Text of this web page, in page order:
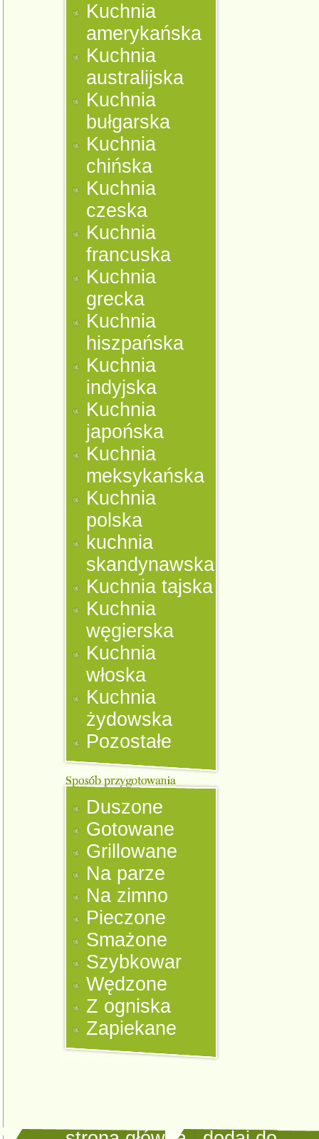
Kuchnia
amerykańska
Kuchnia
australijska
Kuchnia
bułgarska
Kuchnia
chińska
Kuchnia
czeska
Kuchnia
francuska
Kuchnia
grecka
Kuchnia
hiszpańska
Kuchnia
indyjska
Kuchnia
japońska
Kuchnia
meksykańska
Kuchnia
polska
kuchnia
skandynawska
Kuchnia tajska
Kuchnia
węgierska
Kuchnia
włoska
Kuchnia
żydowska
Pozostałe
Duszone
Gotowane
Grillowane
Na parze
Na zimno
Pieczone
Smażone
Szybkowar
Wędzone
Z ogniska
Zapiekane